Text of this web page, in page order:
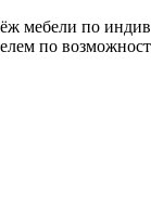
мебели по
по